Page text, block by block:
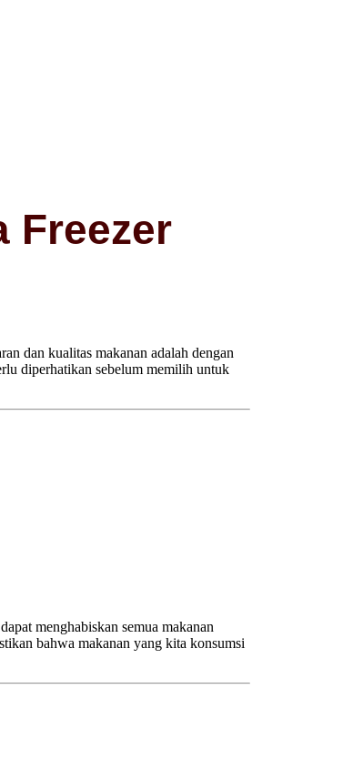
Freezer
dan kualitas makanan adalah dengan
diperhatikan sebelum memilih untuk
menghabiskan semua makanan
bahwa makanan yang kita konsumsi